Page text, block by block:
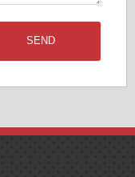
SEND